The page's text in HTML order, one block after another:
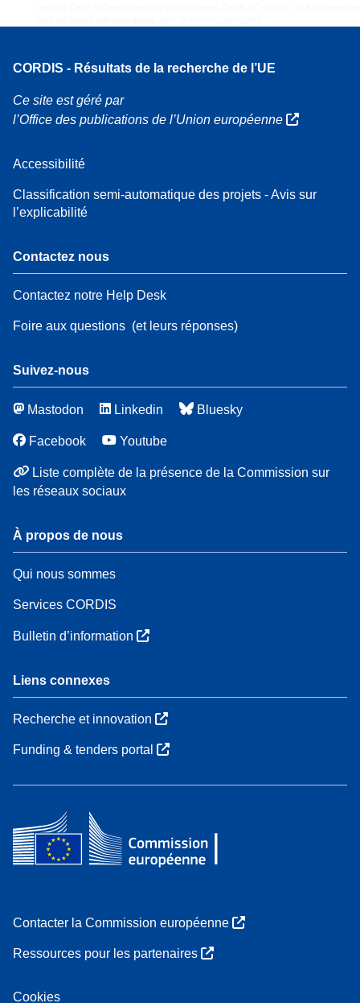
CORDIS - Résultats de la recherche de l’UE
Ce site est géré par
l’Office des publications de l’Union européenne
Accessibilité
Classification semi-automatique des projets - Avis sur
l’explicabilité
Contactez nous
Contactez notre Help Desk
Foire aux questions (et leurs réponses)
Suivez-nous
Mastodon Linkedin Bluesky
Facebook Youtube
Liste complète de la présence de la Commission sur
les réseaux sociaux
À propos de nous
Qui nous sommes
Services CORDIS
Bulletin d’information
Liens connexes
Recherche et innovation
Funding & tenders portal
Contacter la Commission européenne
Ressources pour les partenaires
Cookies